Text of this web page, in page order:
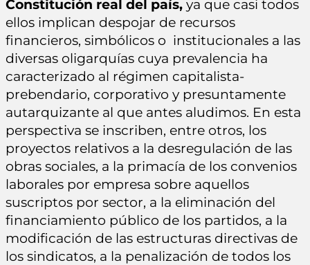
Constitución real del país, ya que casi todos
ellos implican despojar de recursos
financieros, simbólicos o institucionales a las
diversas oligarquías cuya prevalencia ha
caracterizado al régimen capitalista-
prebendario, corporativo y presuntamente
autarquizante al que antes aludimos. En esta
perspectiva se inscriben, entre otros, los
proyectos relativos a la desregulación de las
obras sociales, a la primacía de los convenios
laborales por empresa sobre aquellos
suscriptos por sector, a la eliminación del
financiamiento público de los partidos, a la
modificación de las estructuras directivas de
los sindicatos, a la penalización de todos los